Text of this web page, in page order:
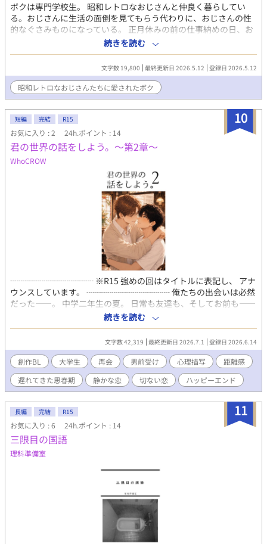
ボクは専門学校生。 昭和レトロなおじさんと仲良く暮らしてい
る。おじさんに生活の面倒を見てもらう代わりに、おじさんの性
的なぐさみものになっている。 正月休みの前の仕事納めの日、お
じさんがお友達を連れてきた。 正月休みに間中、二人のおじさん
にボクはさんざんに可愛がられる。 しかしそのうち、ボクがお友
達の方になつくのを嫉妬したからか、おじさんがボクに性的虐待
を加えるようになる。ボクはおじさんのお友達のアパートに逃げ
込む。
続きを読む
文字数 19,800 最終更新日 2026.5.12 登録日 2026.5.12
昭和レトロなおじさんたちに愛されたボク
10
短編 完結 R15
お気に入り : 2 24h.ポイント : 14
君の世界の話をしよう。〜第2章〜
WhoCROW
┈┈┈┈┈┈┈┈┈┈ ※R15 強めの回はタイトルに表記し、 アナ
ウンスしています。 ┈┈┈┈┈┈┈┈┈┈ 俺たちの出会いは必然
だった――。 中学二年生の夏。 日常も友達も、そしてお前も――
当たり前のように思っていたんだ。 まさかがあるなんて、 考えて
もいなかった。 悠の事故によって途切れた時間。 ５年越しの再会
を果たし、 同じ場所で笑い、迷い、触れ合い、 過去に置き去りに
した痛みを 大切に抱きしめ合っていく。 昭和ロマン漂う珈琲館を
舞台に、 不器用な二人が “恋人”の形へと成長していく青春BL。
第2章。 ┈┈┈┈┈┈┈┈┈┈ 慎の兄･流のストーリーも公開中で
す。 “絵筆の旋律”にて。
続きを読む
文字数 42,319 最終更新日 2026.7.1 登録日 2026.6.14
創作BL 大学生 再会 男前受け 心理描写
距離感
遅れてきた思春期
静かな恋 切ない恋 ハッピーエンド
11
長編 完結 R15
お気に入り : 6 24h.ポイント : 14
三限目の国語
理科準備室